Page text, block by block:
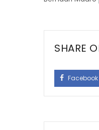
SHARE
Facebook